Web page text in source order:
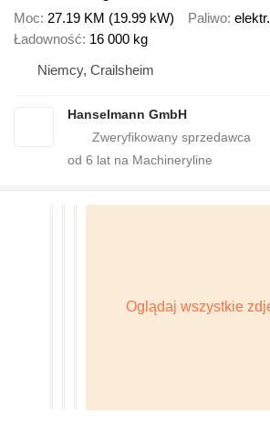
Moc 27.19 KM (19.99 kW) Paliwo elektr.
Ładowność 16 000 kg
Niemcy, Crailsheim
Hanselmann GmbH
od 6 lat na Machineryline